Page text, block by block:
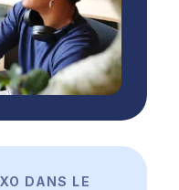
DANS LE